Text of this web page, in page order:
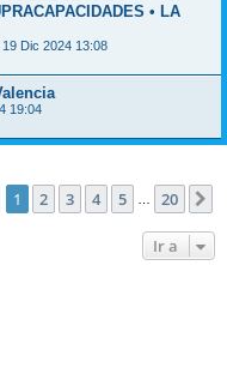
• LA
19 Dic 2024 13:08
19:04
de 20
1 2 3 4 5 20
Ir a